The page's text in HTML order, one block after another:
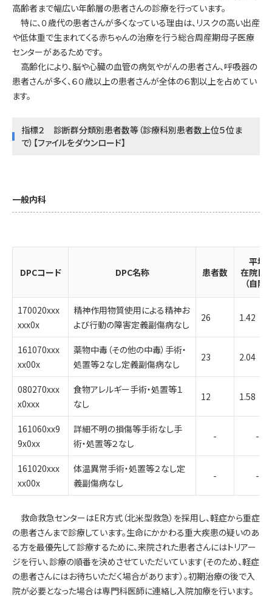
高齢者まで幅広い年齢層の患者さんの診療を行っています。
特に、０歳代の患者さんが多くなっている理由は、リスクの高い出産
や低体重で生まれてくる赤ちゃんの治療を行う総合周産期母子医療
センターがあるためです。
高齢化により、脳や心臓の血管の病気やがんの患者さん、呼吸器の
患者さんが多く、６０歳以上の患者さんが全体の６割以上を占めてい
ます。
指標２ 診断群分類別患者数等（診療科別患者数上位５位ま
で） 【ファイルをダウンロード】
一般内科
DPCコード DPC名称 患者数
平均
在院日
（自院）
170020xxx
xxx0x
精神作用物質使用による精神お
よび行動の障害定義副傷病なし
26 1.42
161070xxx
xx00x
薬物中毒（その他の中毒）手術・
処置等２なし定義副傷病なし
23 2.04
080270xxx
x0xxx
食物アレルギー手術・処置等１
なし
12 1.58
161060xx9
9x0xx
詳細不明の損傷等手術なし手
術・処置等２なし
- -
161020xxx
xx00x
体温異常手術・処置等２なし定
義副傷病なし
- -
救命救急センターはER方式（北米型救急）を採用し、軽症から重症
の患者さんまで診療しています。生命にかかわる重大疾患の疑いのあ
る方を最優先して診療するために、来院された患者さんにはトリアー
ジを行い、診療の順番を決めさせていただいています(そのため、軽症
の患者さんにはお待ちいただく場合があります）。初期治療の後で入
院が必要となった場合は専門科医師に連絡し入院加療を行います。